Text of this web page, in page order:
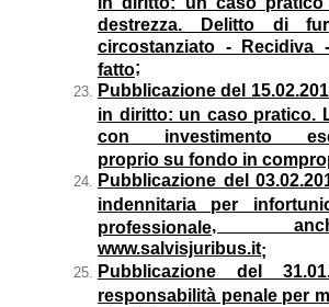
destrezza. Delitto di
circostanziato - Recidiva
fatto;
Pubblicazione del
in diritto: un caso pratico.
con investimento
proprio su fondo in
Pubblicazione del
indennitaria per
professionale,
www.salvisjuribus.it;
Pubblicazione del
responsabilità penale per